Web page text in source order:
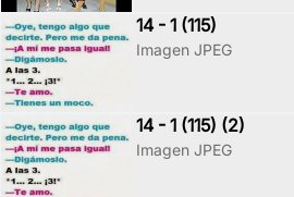
14 - 1 (115)
Imagen JPEG
14 - 1 (115) (2)
Imagen JPEG